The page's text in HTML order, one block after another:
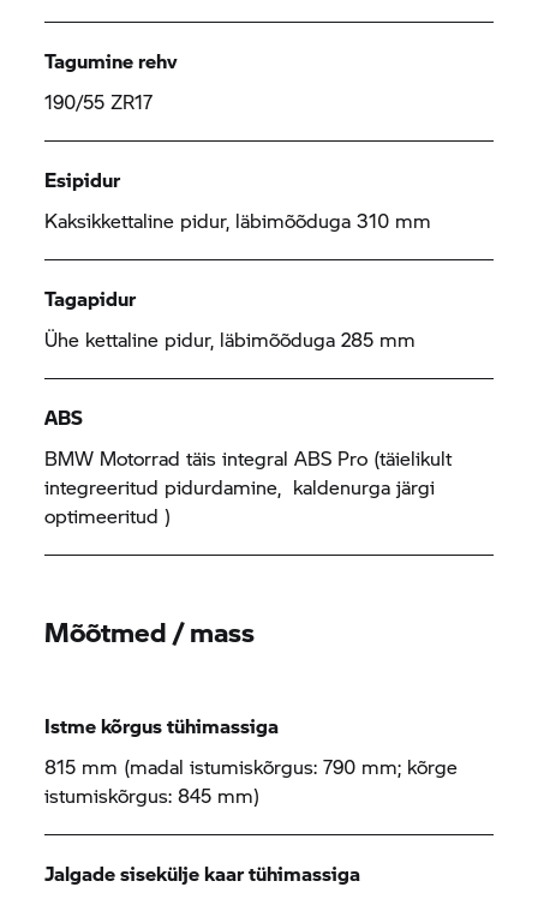
Tagumine rehv
190/55 ZR17
Esipidur
Kaksikkettaline pidur, läbimõõduga 310 mm
Tagapidur
Ühe kettaline pidur, läbimõõduga 285 mm
ABS
BMW Motorrad täis integral ABS Pro (täielikult
integreeritud pidurdamine, kaldenurga järgi
optimeeritud )
Mõõtmed / mass
Istme kõrgus tühimassiga
815 mm (madal istumiskõrgus: 790 mm; kõrge
istumiskõrgus: 845 mm)
Jalgade sisekülje kaar tühimassiga